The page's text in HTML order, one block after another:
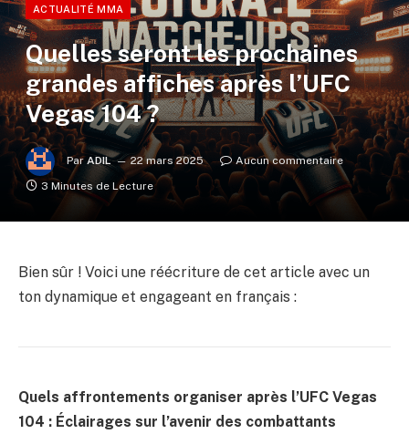
ACTUALITÉ MMA
Quelles seront les prochaines
grandes affiches après l’UFC
Vegas 104 ?
Par ADIL 22 mars 2025
Aucun commentaire
3 Minutes de Lecture
Bien sûr ! Voici une réécriture de cet article avec un
ton dynamique et engageant en français :
Quels affrontements organiser après l’UFC Vegas
104 : Éclairages sur l’avenir des combattants